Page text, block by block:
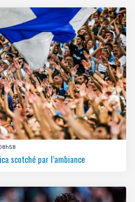
scotché par l’ambiance